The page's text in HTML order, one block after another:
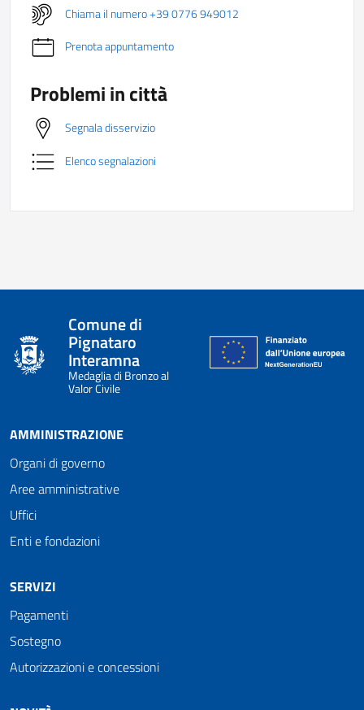
Chiama il numero +39 0776 949012
Prenota appuntamento
Problemi in città
Segnala disservizio
Elenco segnalazioni
Comune di
Pignataro
Interamna
Medaglia di Bronzo al
Valor Civile
AMMINISTRAZIONE
Organi di governo
Aree amministrative
Uffici
Enti e fondazioni
SERVIZI
Pagamenti
Sostegno
Autorizzazioni e concessioni